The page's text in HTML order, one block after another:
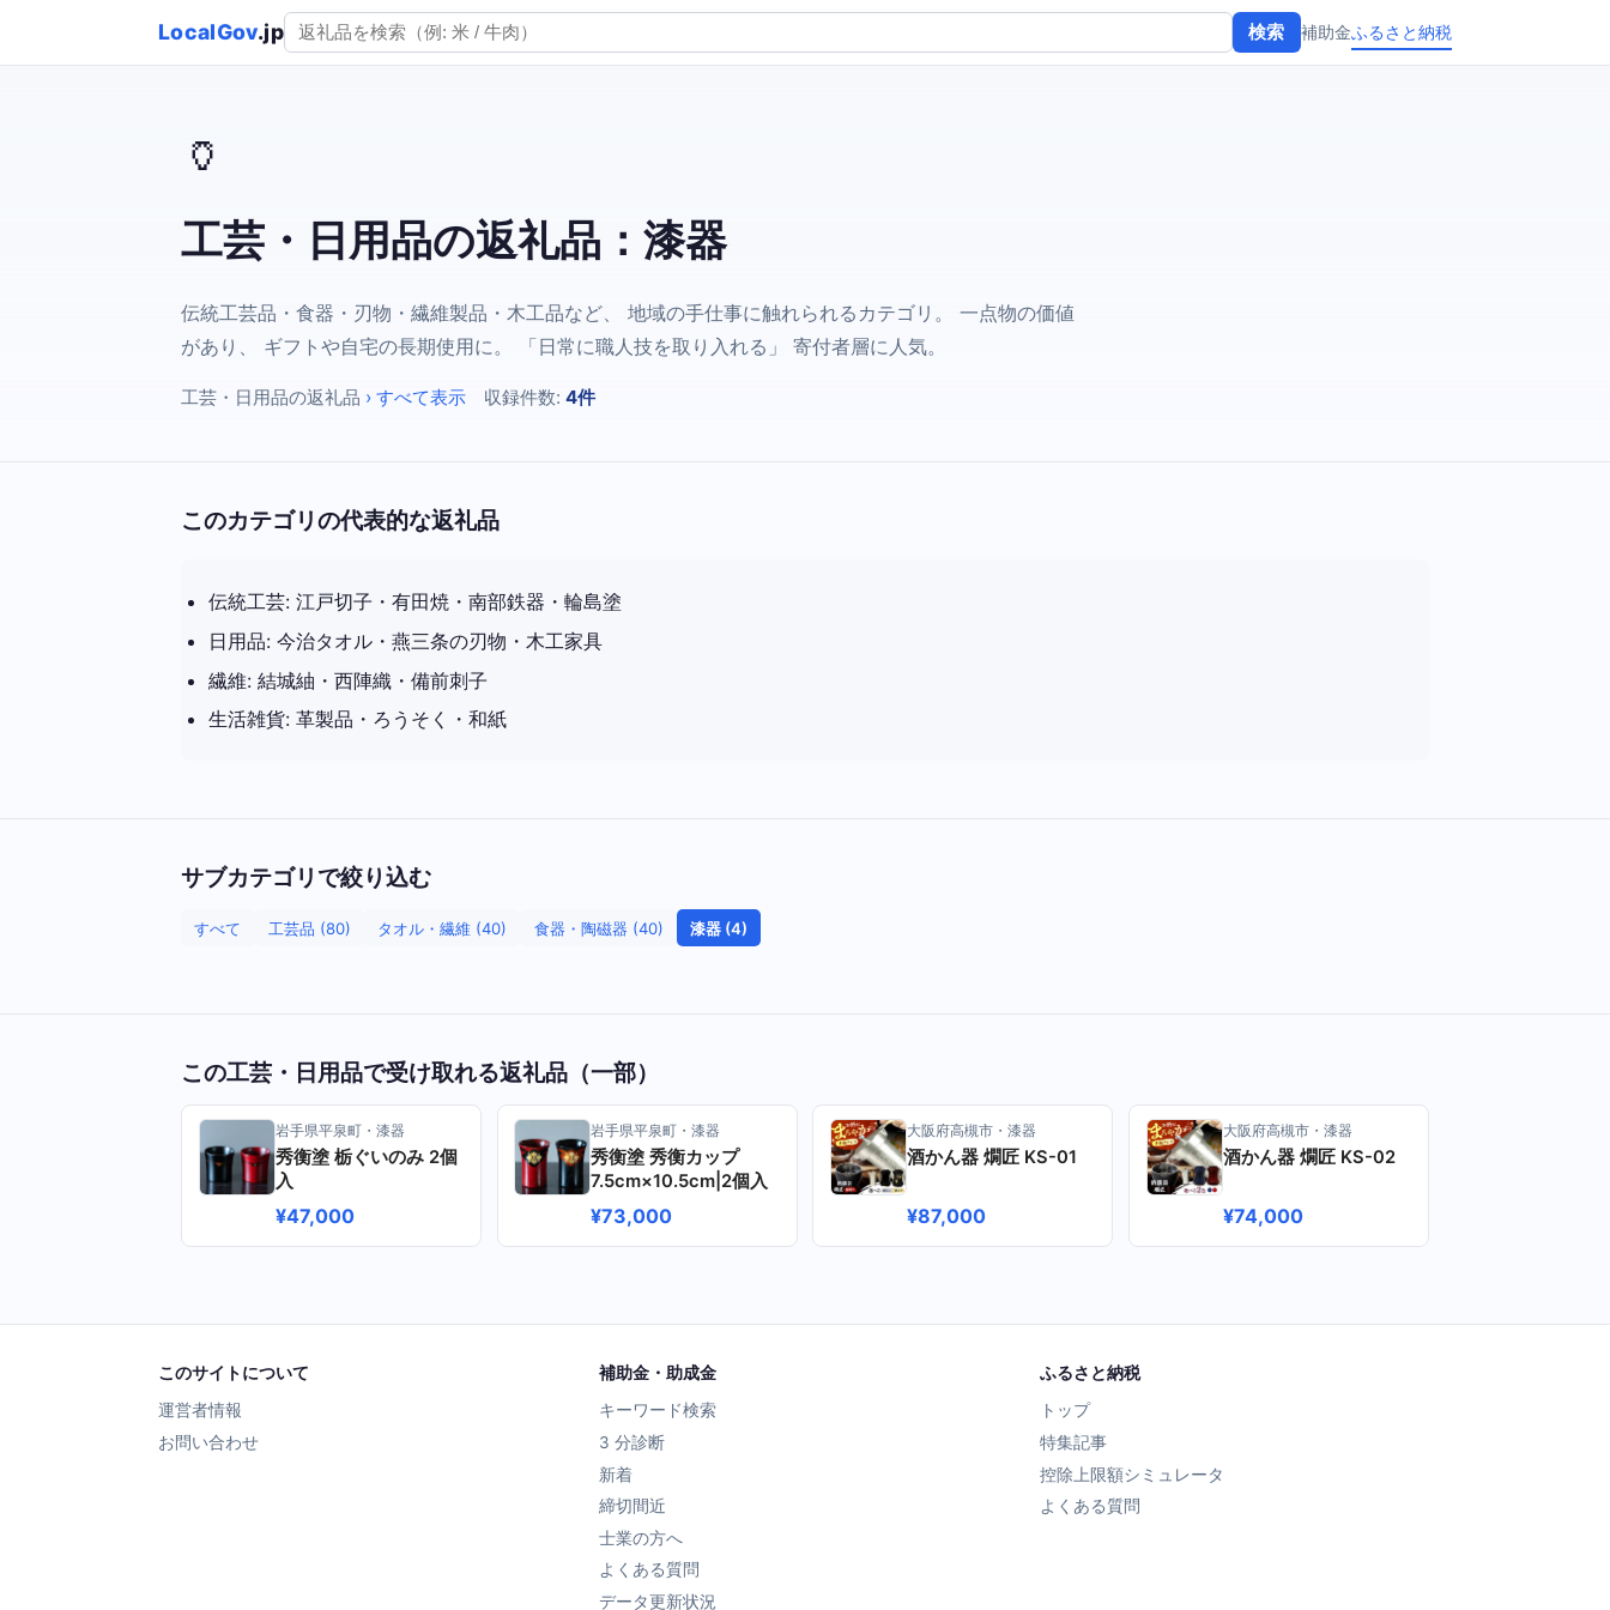
LocalGov.jp 検索 補助金ふるさと納税
🏺
工芸・日用品の返礼品：漆器
伝統工芸品・食器・刃物・繊維製品・木工品など、 地域の手仕事に触れられるカテゴリ。 一点物の価値
があり、 ギフトや自宅の長期使用に。 「日常に職人技を取り入れる」 寄付者層に人気。
工芸・日用品の返礼品 › すべて表示 収録件数:4件
このカテゴリの代表的な返礼品
伝統工芸: 江戸切子・有田焼・南部鉄器・輪島塗
日用品: 今治タオル・燕三条の刃物・木工家具
繊維: 結城紬・西陣織・備前刺子
生活雑貨: 革製品・ろうそく・和紙
サブカテゴリで絞り込む
すべて 工芸品 (80) タオル・繊維 (40) 食器・陶磁器 (40) 漆器 (4)
この工芸・日用品で受け取れる返礼品（一部）
岩手県平泉町・漆器
秀衡塗 栃ぐいのみ 2個
入
¥47,000
岩手県平泉町・漆器
秀衡塗 秀衡カップ
7.5cm×10.5cm|2個入
¥73,000
大阪府高槻市・漆器
酒かん器 燗匠 KS-01
¥87,000
大阪府高槻市・漆器
酒かん器 燗匠 KS-02
¥74,000
このサイトについて
運営者情報
お問い合わせ
補助金・助成金
キーワード検索
3 分診断
新着
締切間近
士業の方へ
よくある質問
データ更新状況
ふるさと納税
トップ
特集記事
控除上限額シミュレータ
よくある質問